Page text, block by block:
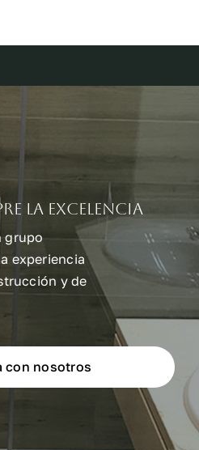
la excelencia
grupo
experiencia
y de
con nosotros